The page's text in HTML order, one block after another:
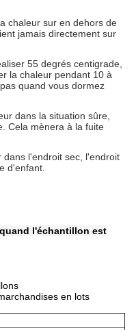
chaleur sur en dehors de
jamais directement sur
55 degrés centigrade,
la chaleur pendant 10 à
quand vous dormez
dans la situation sûre,
Cela mènera à la fuite
dans l'endroit sec, l'endroit
d'enfant.
l'échantillon est
en lots